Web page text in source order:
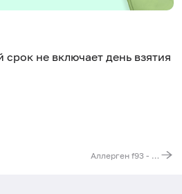
не включает день взятия
Аллерген f93 - какао, IgE, ИФА